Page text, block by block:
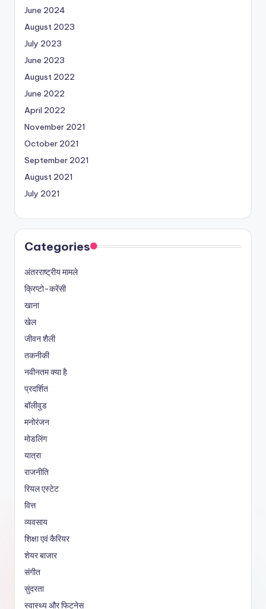
June 2024
August 2023
July 2023
June 2023
August 2022
June 2022
April 2022
November 2021
October 2021
September 2021
August 2021
July 2021
Categories
अंतरराष्ट्रीय मामले
क्रिप्टो-करेंसी
खाना
खेल
जीवन शैली
तकनीकी
नवीनतम क्या है
प्रदर्शित
बॉलीवुड
मनोरंजन
मोडलिंग
यात्रा
राजनीति
रियल एस्टेट
वित्त
व्यवसाय
शिक्षा एवं कैरियर
शेयर बाजार
संगीत
सुंदरता
स्वास्थ्य और फिटनेस